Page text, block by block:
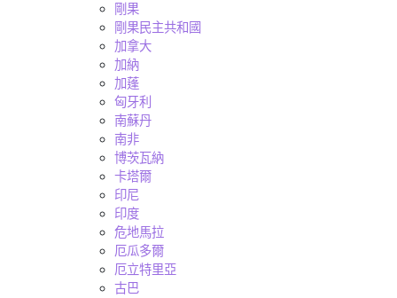
剛果
剛果民主共和國
加拿大
加納
加蓬
匈牙利
南蘇丹
南非
博茨瓦納
卡塔爾
印尼
印度
危地馬拉
厄瓜多爾
厄立特里亞
古巴